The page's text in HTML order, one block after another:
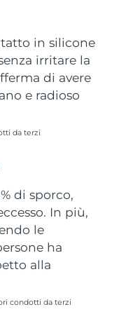
in silicone
irritare la
di avere
e radioso
da terzi
di sporco,
In più,
le
ha
alla
condotti da terzi
stimata
stimata09.08.2026
stimata08.08.2026
stimata 08.08.2026
stimata16.08.2026